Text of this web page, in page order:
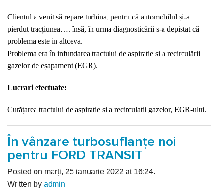
Clientul a venit să repare turbina, pentru că automobilul și-a
pierdut tracțiunea…. însă, în urma diagnosticării s-a depistat că
problema este in altceva.
Problema era în infundarea tractului de aspiratie si a recirculării
gazelor de eșapament (EGR).
Lucrari efectuate:
Curățarea tractului de aspiratie si a recirculatii gazelor, EGR-ului.
În vânzare turbosuflanțe noi
pentru FORD TRANSIT
Posted on marți, 25 ianuarie 2022 at 16:24.
Written by admin